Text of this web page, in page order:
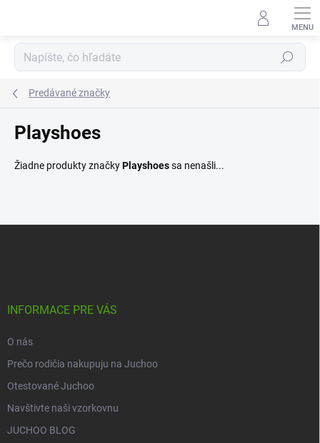
Hľadať
Predávané značky
Playshoes
Žiadne produkty značkyPlayshoessa nenašli...
INFORMACE PRE VÁS
O nás
Prečo rodičia nakupuju na Juchoo
Otestované Juchoo
Navštivte naši vzorkovnu
JUCHOO BLOG